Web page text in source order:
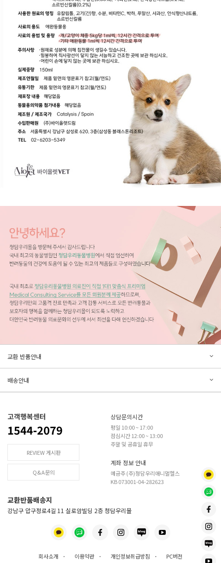
교환 반품안내
배송안내
고객행복센터
1544-2079
REVIEW 게시판
Q&A문의
상담문의시간
평일 10:00 ~ 17:00
점심시간 12:00 ~ 13:00
주말 및 공휴일 휴무
계좌 정보 안내
예금주 (주)청담우리애니멀헬스
KB 073001-04-282623
교환반품배송지
강남구 압구정로4길 11 실로암빌딩 2층 청담우리몰
회사소개 · 이용약관 · 개인정보취급방침 · PC버전